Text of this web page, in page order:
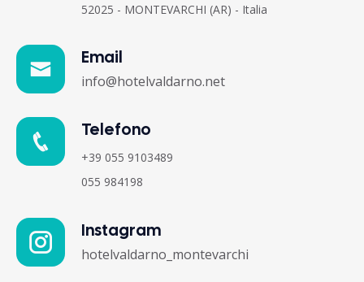
52025 - MONTEVARCHI (AR) - Italia
Email
info@hotelvaldarno.net
Telefono
+39 055 9103489
055 984198
Instagram
hotelvaldarno_montevarchi